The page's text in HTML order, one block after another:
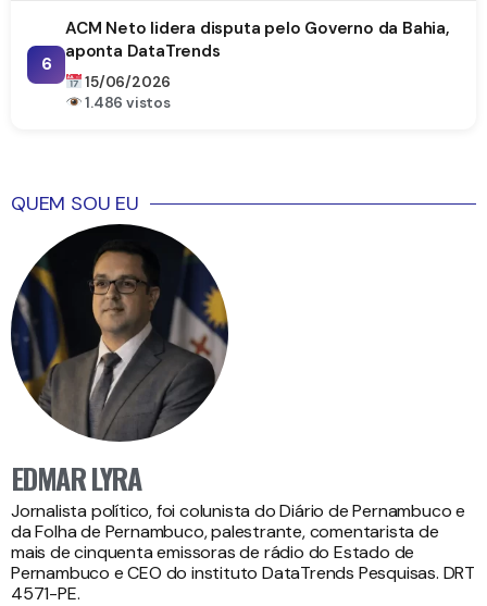
6
ACM Neto lidera disputa pelo Governo da Bahia,
aponta DataTrends
15/06/2026
1.486 vistos
QUEM SOU EU
EDMAR LYRA
Jornalista político, foi colunista do Diário de Pernambuco e
da Folha de Pernambuco, palestrante, comentarista de
mais de cinquenta emissoras de rádio do Estado de
Pernambuco e CEO do instituto DataTrends Pesquisas. DRT
4571-PE.